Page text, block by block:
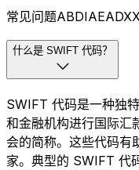
常见问题
什么是 SWIFT 代码？
SWIFT 代码是一种独
和金融机构进行国际汇
会的简称。这些代码有
家。典型的 SWIFT 代